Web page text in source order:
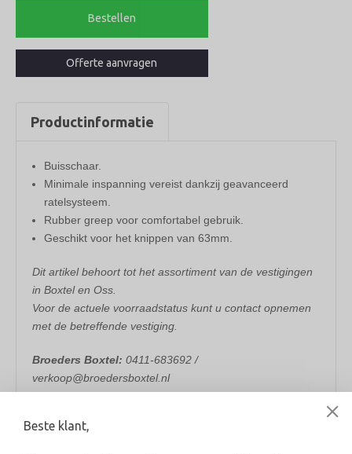
aantal
Bestellen
Offerte aanvragen
Productinformatie
Buisschaar.
Minimale inspanning vereist dankzij geavanceerd
ratelsysteem.
Rubber greep voor comfortabel gebruik.
Geschikt voor het knippen van 63mm.
Dit artikel behoort tot het assortiment van de vestigingen
in Boxtel en Oss.
Voor de actuele voorraadstatus kunt u contact opnemen
met de betreffende vestiging.
Broeders Boxtel: 0411-683692 /
verkoop@broedersboxtel.nl
Broeders Oss:0412-624782 / verkoop@broedersoss.nl
Beste klant,